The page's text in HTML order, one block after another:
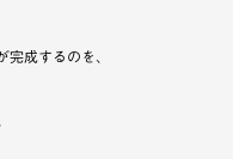
完成するのを、